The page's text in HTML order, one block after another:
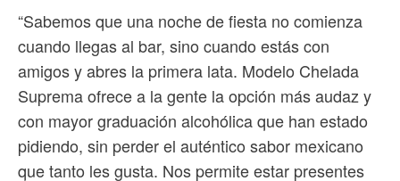
“Sabemos que una noche de fiesta no comienza
cuando llegas al bar, sino cuando estás con
amigos y abres la primera lata. Modelo Chelada
Suprema ofrece a la gente la opción más audaz y
con mayor graduación alcohólica que han estado
pidiendo, sin perder el auténtico sabor mexicano
que tanto les gusta. Nos permite estar presentes